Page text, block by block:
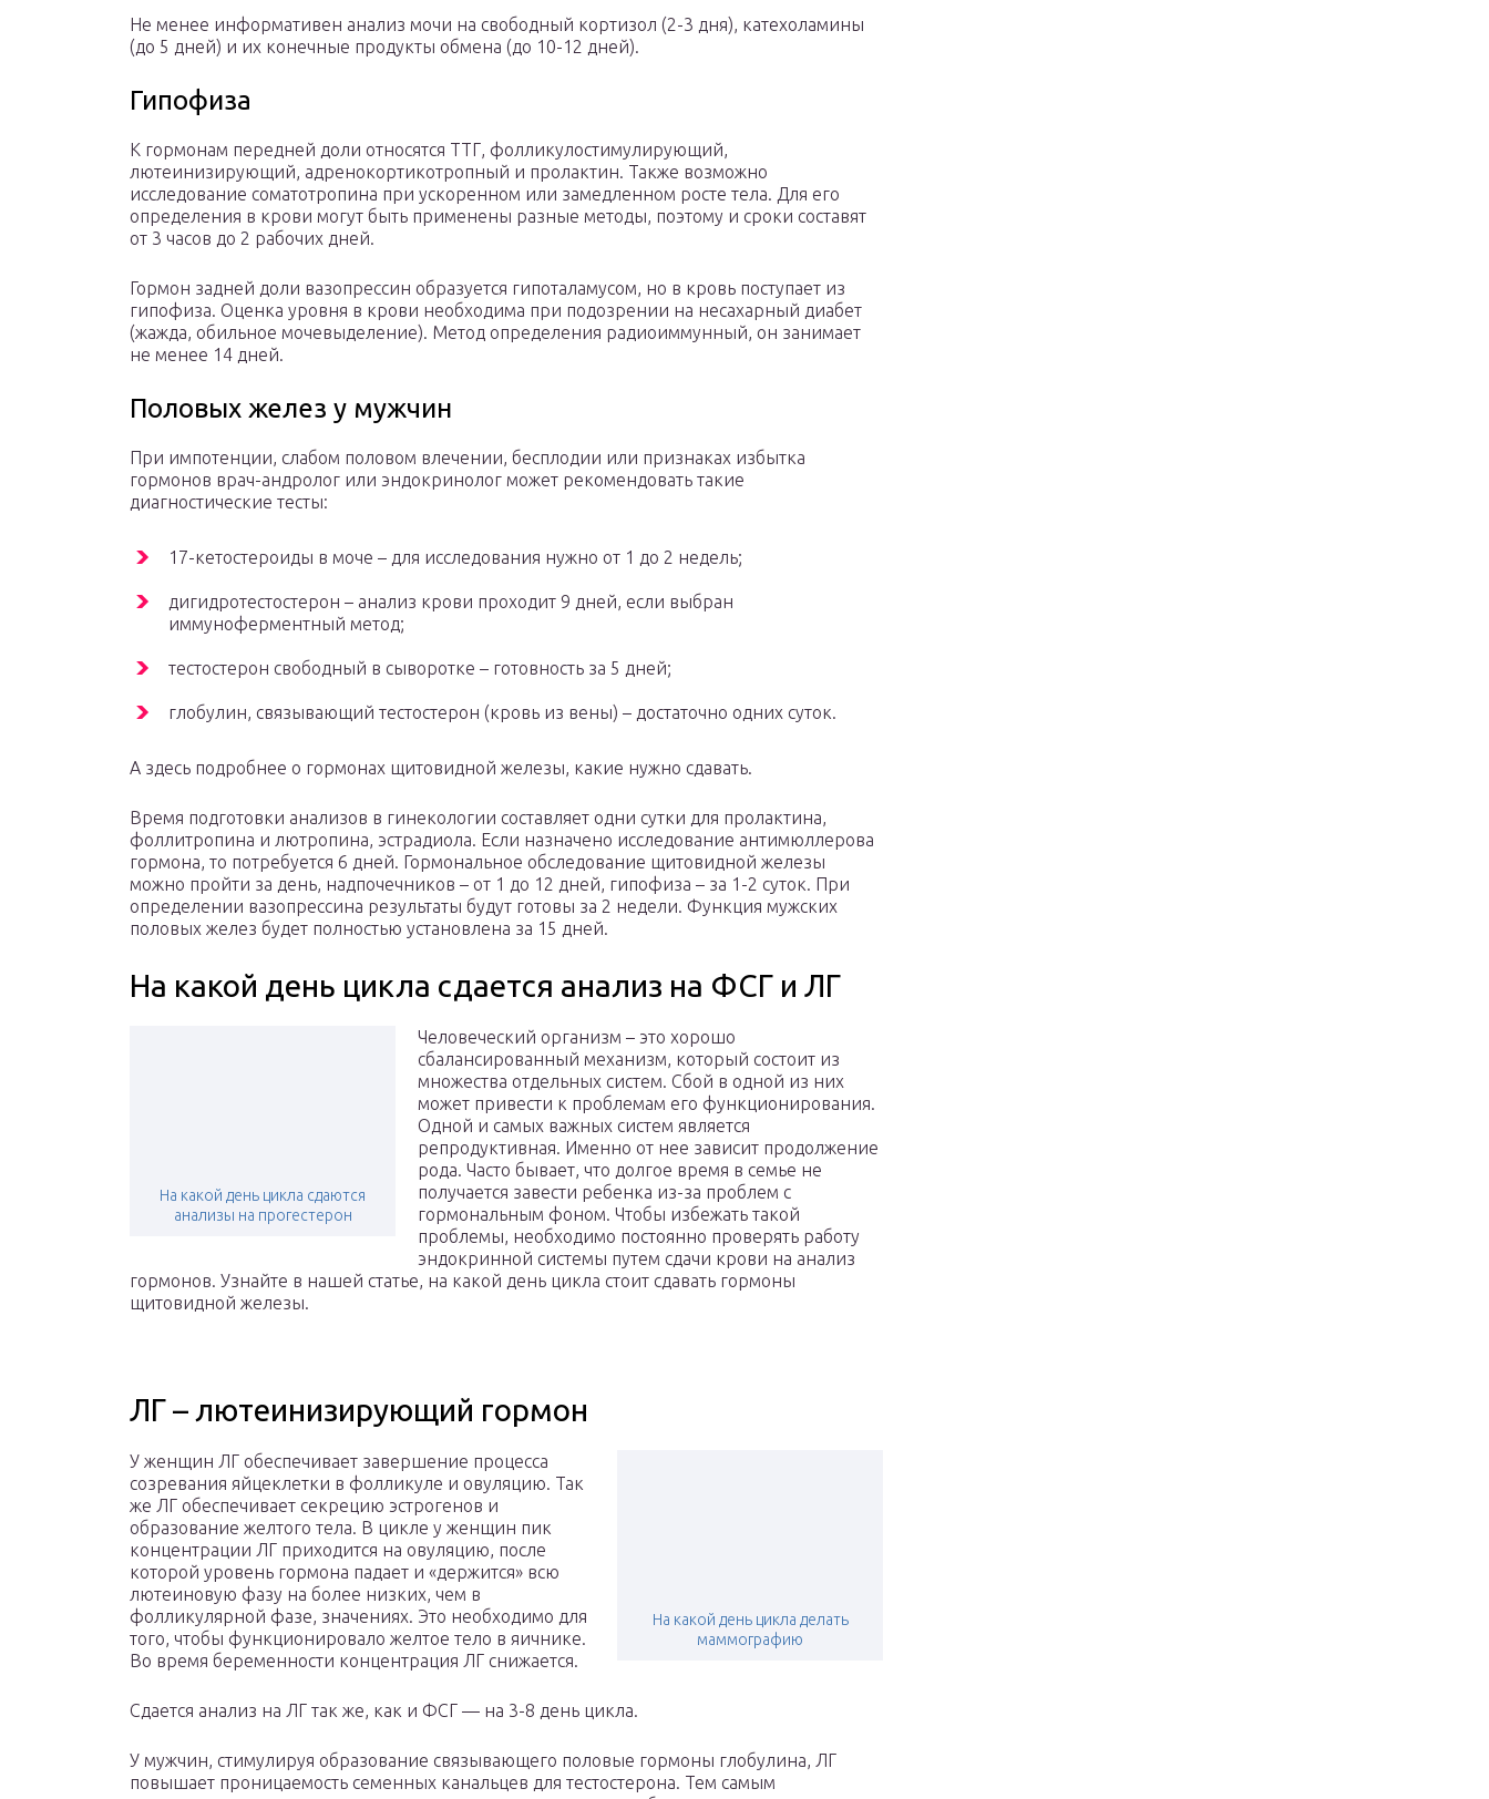
Не менее информативен анализ мочи на свободный кортизол (2-3 дня), катехоламины
(до 5 дней) и их конечные продукты обмена (до 10-12 дней).
Гипофиза
К гормонам передней доли относятся ТТГ, фолликулостимулирующий,
лютеинизирующий, адренокортикотропный и пролактин. Также возможно
исследование соматотропина при ускоренном или замедленном росте тела. Для его
определения в крови могут быть применены разные методы, поэтому и сроки составят
от 3 часов до 2 рабочих дней.
Гормон задней доли вазопрессин образуется гипоталамусом, но в кровь поступает из
гипофиза. Оценка уровня в крови необходима при подозрении на несахарный диабет
(жажда, обильное мочевыделение). Метод определения радиоиммунный, он занимает
не менее 14 дней.
Половых желез у мужчин
При импотенции, слабом половом влечении, бесплодии или признаках избытка
гормонов врач-андролог или эндокринолог может рекомендовать такие
диагностические тесты:
17-кетостероиды в моче – для исследования нужно от 1 до 2 недель;
дигидротестостерон – анализ крови проходит 9 дней, если выбран
иммуноферментный метод;
тестостерон свободный в сыворотке – готовность за 5 дней;
глобулин, связывающий тестостерон (кровь из вены) – достаточно одних суток.
А здесь подробнее о гормонах щитовидной железы, какие нужно сдавать.
Время подготовки анализов в гинекологии составляет одни сутки для пролактина,
фоллитропина и лютропина, эстрадиола. Если назначено исследование антимюллерова
гормона, то потребуется 6 дней. Гормональное обследование щитовидной железы
можно пройти за день, надпочечников – от 1 до 12 дней, гипофиза – за 1-2 суток. При
определении вазопрессина результаты будут готовы за 2 недели. Функция мужских
половых желез будет полностью установлена за 15 дней.
На какой день цикла сдается анализ на ФСГ и ЛГ
На какой день цикла сдаются
анализы на прогестерон
Человеческий организм – это хорошо
сбалансированный механизм, который состоит из
множества отдельных систем. Сбой в одной из них
может привести к проблемам его функционирования.
Одной и самых важных систем является
репродуктивная. Именно от нее зависит продолжение
рода. Часто бывает, что долгое время в семье не
получается завести ребенка из-за проблем с
гормональным фоном. Чтобы избежать такой
проблемы, необходимо постоянно проверять работу
эндокринной системы путем сдачи крови на анализ
гормонов. Узнайте в нашей статье, на какой день цикла стоит сдавать гормоны
щитовидной железы.
ЛГ – лютеинизирующий гормон
На какой день цикла делать
маммографию
У женщин ЛГ обеспечивает завершение процесса
созревания яйцеклетки в фолликуле и овуляцию. Так
же ЛГ обеспечивает секрецию эстрогенов и
образование желтого тела. В цикле у женщин пик
концентрации ЛГ приходится на овуляцию, после
которой уровень гормона падает и «держится» всю
лютеиновую фазу на более низких, чем в
фолликулярной фазе, значениях. Это необходимо для
того, чтобы функционировало желтое тело в яичнике.
Во время беременности концентрация ЛГ снижается.
Сдается анализ на ЛГ так же, как и ФСГ — на 3-8 день цикла.
У мужчин, стимулируя образование связывающего половые гормоны глобулина, ЛГ
повышает проницаемость семенных канальцев для тестостерона. Тем самым